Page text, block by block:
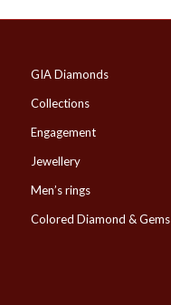
GIA Diamonds
Collections
Engagement
Jewellery
Men’s rings
Colored Diamond & Gems